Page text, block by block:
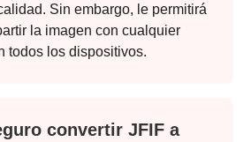
Sin embargo, le permitirá
la imagen con cualquier
todos los dispositivos.
convertir JFIF a